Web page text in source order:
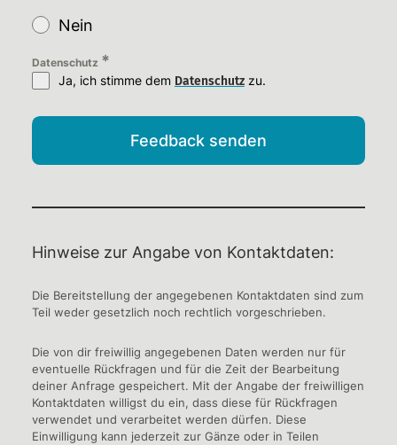
Repression
Spenden
Mitmachen
Suche
Nein
Datenschutz *
Ja, ich stimme dem Datenschutzzu.
Feedback senden
Hinweise zur Angabe von Kontaktdaten:
Die Bereitstellung der angegebenen Kontaktdaten sind zum
Teil weder gesetzlich noch rechtlich vorgeschrieben.
Die von dir freiwillig angegebenen Daten werden nur für
eventuelle Rückfragen und für die Zeit der Bearbeitung
deiner Anfrage gespeichert. Mit der Angabe der freiwilligen
Kontaktdaten willigst du ein, dass diese für Rückfragen
verwendet und verarbeitet werden dürfen. Diese
Einwilligung kann jederzeit zur Gänze oder in Teilen